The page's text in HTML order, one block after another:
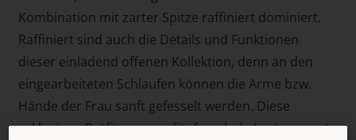
Kombination mit zarter Spitze raffiniert dominiert.
Raffiniert sind auch die Details und Funktionen
dieser einladend offenen Kollektion, denn an den
eingearbeiteten Schlaufen können die Arme bzw.
Hände der Frau sanft gefesselt werden. Diese
exklusiven Outfits sorgen für fesselnde Lustmomente